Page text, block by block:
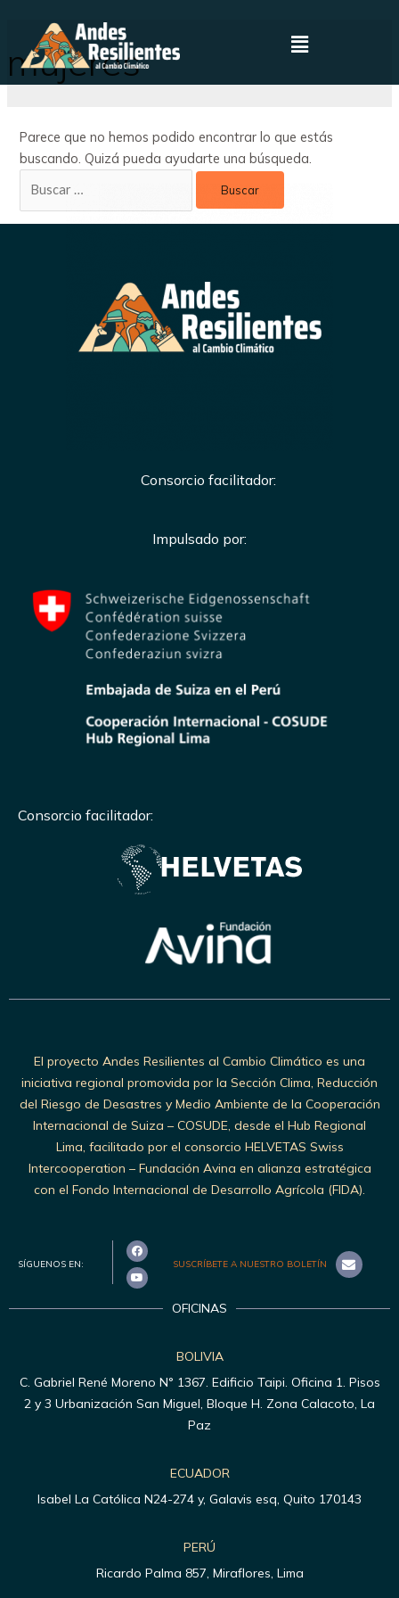
mujeres
Parece que no hemos podido encontrar lo que estás
buscando. Quizá pueda ayudarte una búsqueda.
Consorcio facilitador:
Impulsado por:
Consorcio facilitador:
El proyecto Andes Resilientes al Cambio Climático es una
iniciativa regional promovida por la Sección Clima, Reducción
del Riesgo de Desastres y Medio Ambiente de la Cooperación
Internacional de Suiza – COSUDE, desde el Hub Regional
Lima, facilitado por el consorcio HELVETAS Swiss
Intercooperation – Fundación Avina en alianza estratégica
con el Fondo Internacional de Desarrollo Agrícola (FIDA).
SÍGUENOS EN: SUSCRÍBETE A NUESTRO BOLETÍN
OFICINAS
BOLIVIA
C. Gabriel René Moreno N° 1367. Edificio Taipi. Oficina 1. Pisos
2 y 3 Urbanización San Miguel, Bloque H. Zona Calacoto, La
Paz
ECUADOR
Isabel La Católica N24-274 y, Galavis esq, Quito 170143
PERÚ
Ricardo Palma 857, Miraflores, Lima